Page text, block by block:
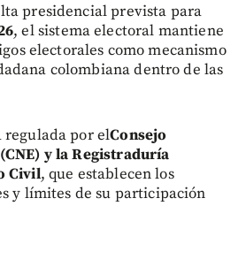
presidencial prevista para
, el sistema electoral mantiene
electorales como mecanismo
colombiana dentro de las
regulada por elConsejo
y la Registraduría
Civil, que establecen los
y límites de su participación